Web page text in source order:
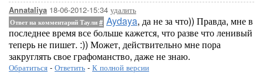
Annataliya 18-06-2012-15:34 удалить
Ответ на комментарий Таули # Aydaya, да не за что)) Правда, мне в
последнее время все больше кажется, что разве что ленивый
теперь не пишет. :)) Может, действительно мне пора
закруглять свое графоманство, даже не знаю.
Обратиться - Ответить - К полной версии